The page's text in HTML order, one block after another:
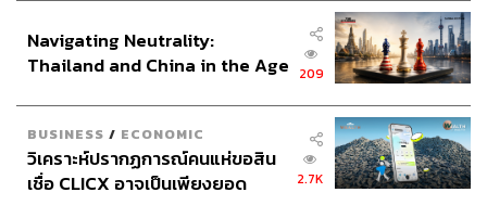
Navigating Neutrality:
Thailand and China in the Age
209
BUSINESS / ECONOMIC
วิเคราะห์ปรากฏการณ์คนแห่ขอสิน
เชื่อ CLICX อาจเป็นเพียงยอด
2.7K